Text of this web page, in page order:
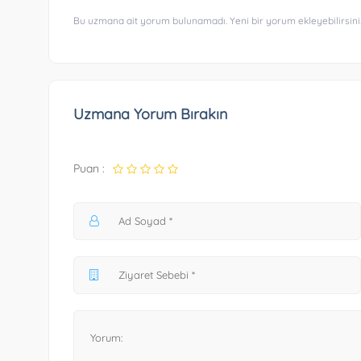
Bu uzmana ait yorum bulunamadı. Yeni bir yorum
Uzmana Yorum Bırakın
Puan :